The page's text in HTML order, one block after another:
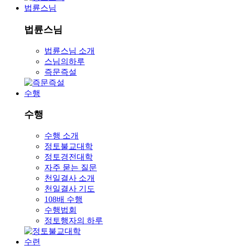
법륜스님
법륜스님
법륜스님 소개
스님의하루
즉문즉설
수행
수행
수행 소개
정토불교대학
정토경전대학
자주 묻는 질문
천일결사 소개
천일결사 기도
108배 수행
수행법회
정토행자의 하루
수련